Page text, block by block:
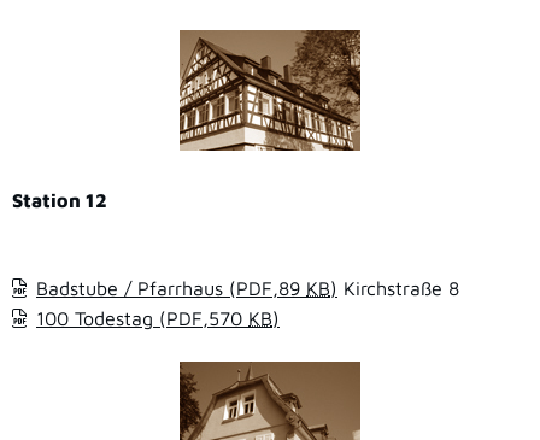
Station 12
Badstube / Pfarrhaus (PDF,89 KB) Kirchstraße 8
100 Todestag (PDF,570 KB)